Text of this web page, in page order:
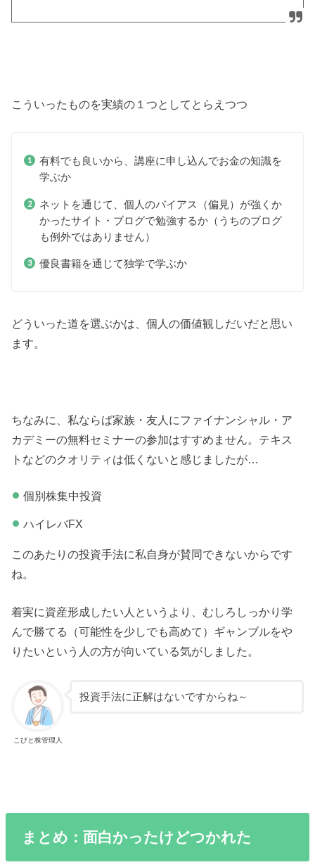
こういったものを実績の１つとしてとらえつつ
有料でも良いから、講座に申し込んでお金の知識を
学ぶか
ネットを通じて、個人のバイアス（偏見）が強くか
かったサイト・ブログで勉強するか（うちのブログ
も例外ではありません）
優良書籍を通じて独学で学ぶか
どういった道を選ぶかは、個人の価値観しだいだと思い
ます。
ちなみに、私ならば家族・友人にファイナンシャル・ア
カデミーの無料セミナーの参加はすすめません。テキス
トなどのクオリティは低くないと感じましたが…
個別株集中投資
ハイレバFX
このあたりの投資手法に私自身が賛同できないからです
ね。
着実に資産形成したい人というより、むしろしっかり学
んで勝てる（可能性を少しでも高めて）ギャンブルをや
りたいという人の方が向いている気がしました。
こびと株管理人
投資手法に正解はないですからね～
まとめ：面白かったけどつかれた